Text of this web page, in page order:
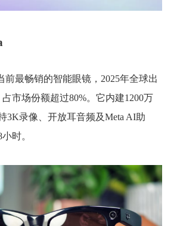
前最畅销的智能眼镜，2025年全球出
市场份额超过80%。它内建1200万
3K录像、开放耳音频及Meta AI助
时。